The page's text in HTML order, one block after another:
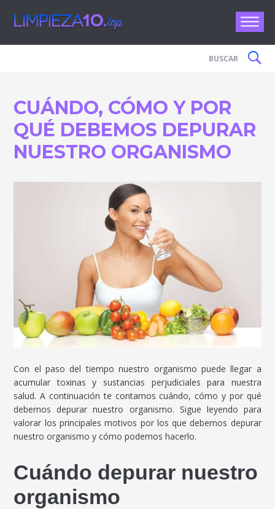
Limpieza
CUÁNDO, CÓMO Y POR
QUÉ DEBEMOS DEPURAR
NUESTRO ORGANISMO
Con el paso del tiempo nuestro organismo puede llegar a
acumular toxinas y sustancias perjudiciales para nuestra
salud. A continuación te contamos cuándo, cómo y por qué
debemos depurar nuestro organismo. Sigue leyendo para
valorar los principales motivos por los que debemos depurar
nuestro organismo y cómo podemos hacerlo.
Cuándo depurar nuestro
organismo